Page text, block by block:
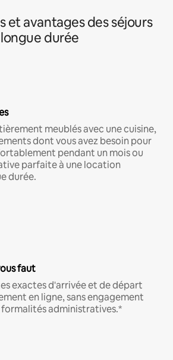
et avantages des séjours
longue durée
meublés avec une cuisine,
dont vous avez besoin pour
pendant un mois ou
parfaite à une location
durée.
faut
exactes d'arrivée et de départ
en ligne, sans engagement
administratives.*